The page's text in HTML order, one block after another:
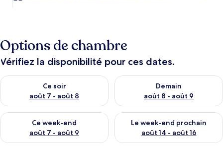
Options de chambre
Vérifiez la disponibilité pour ces dates.
Ce soir
août 7 - août 8
Vérifier la disponibilité pour ce soir août 7 - août 8
Demain
août 8 - août 9
Vérifier la disponibilité pour
Ce week-end
août 7 - août 9
Vérifier la disponibilité pour ce week-end août 7 - août 9
Le week-end prochain
août 14 - août 16
Vérifier la disponibilité pour